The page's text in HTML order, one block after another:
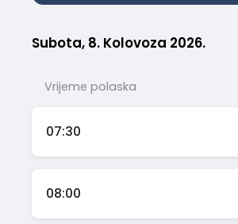
Subota, 8. Kolovoza 2026.
Vrijeme polaska
07:30
08:00